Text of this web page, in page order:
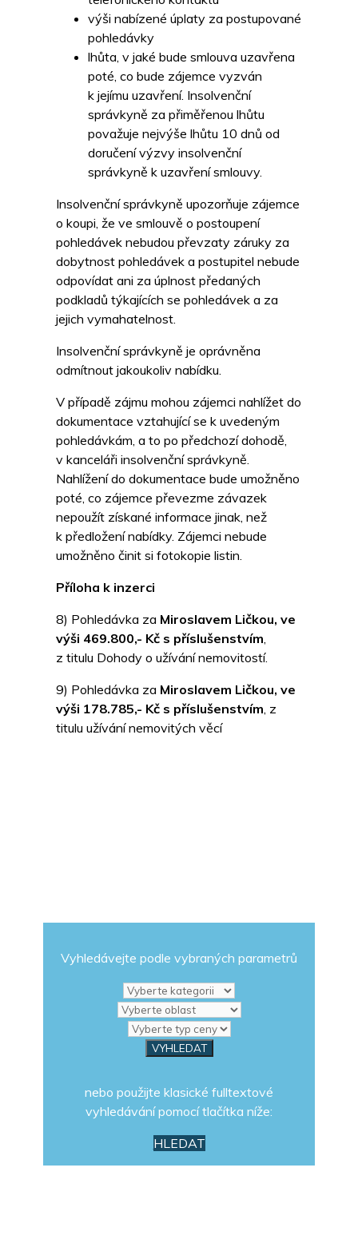
výši nabízené úplaty za postupované
pohledávky
lhůta, v jaké bude smlouva uzavřena
poté, co bude zájemce vyzván
k jejímu uzavření. Insolvenční
správkyně za přiměřenou lhůtu
považuje nejvýše lhůtu 10 dnů od
doručení výzvy insolvenční
správkyně k uzavření smlouvy.
Insolvenční správkyně upozorňuje zájemce
o koupi, že ve smlouvě o postoupení
pohledávek nebudou převzaty záruky za
dobytnost pohledávek a postupitel nebude
odpovídat ani za úplnost předaných
podkladů týkajících se pohledávek a za
jejich vymahatelnost.
Insolvenční správkyně je oprávněna
odmítnout jakoukoliv nabídku.
V případě zájmu mohou zájemci nahlížet do
dokumentace vztahující se k uvedeným
pohledávkám, a to po předchozí dohodě,
v kanceláři insolvenční správkyně.
Nahlížení do dokumentace bude umožněno
poté, co zájemce převezme závazek
nepoužít získané informace jinak, než
k předložení nabídky. Zájemci nebude
umožněno činit si fotokopie listin.
Příloha k inzerci
8) Pohledávka za Miroslavem Ličkou, ve
výši 469.800,- Kč s příslušenstvím
z titulu Dohody o užívání nemovitostí.
9) Pohledávka za Miroslavem Ličkou, ve
výši 178.785,- Kč s příslušenstvím , z
titulu užívání nemovitých věcí
Vyhledávejte podle vybraných parametrů
nebo použijte klasické fulltextové
vyhledávání pomocí tlačítka níže:
HLEDAT